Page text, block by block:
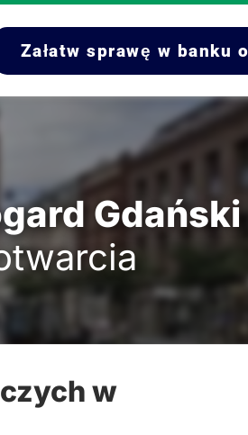
Załatw sprawę w banku
Gdański
w